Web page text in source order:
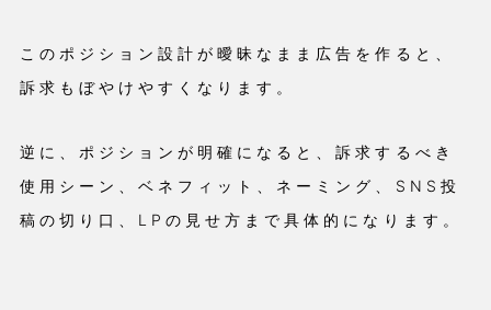
このポジション設計が曖昧なまま広告を作ると、
訴求もぼやけやすくなります。
逆に、ポジションが明確になると、訴求するべき
使用シーン、ベネフィット、ネーミング、SNS投
稿の切り口、LPの見せ方まで具体的になります。